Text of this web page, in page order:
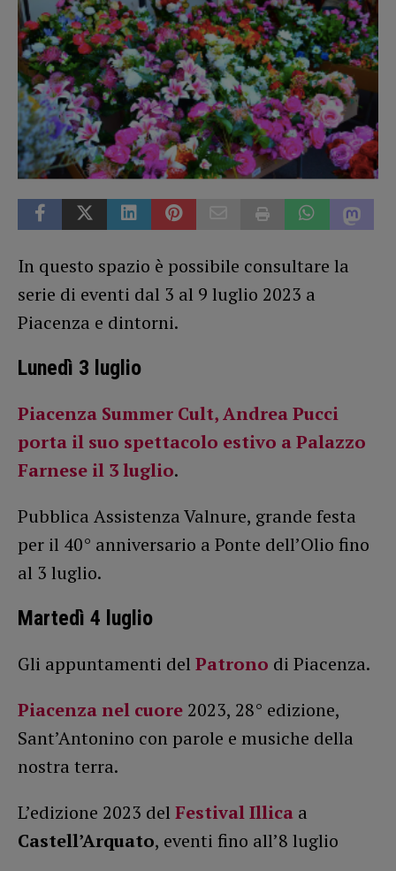
In questo spazio è possibile consultare la
serie di eventi dal 3 al 9 luglio 2023 a
Piacenza e dintorni.
Lunedì 3 luglio
Piacenza Summer Cult, Andrea Pucci
porta il suo spettacolo estivo a Palazzo
Farnese il 3 luglio.
Pubblica Assistenza Valnure, grande festa
per il 40° anniversario a Ponte dell’Olio fino
al 3 luglio.
Martedì 4 luglio
Gli appuntamenti del Patrono di Piacenza.
Piacenza nel cuore 2023, 28° edizione,
Sant’Antonino con parole e musiche della
nostra terra.
L’edizione 2023 del Festival Illica a
Castell’Arquato, eventi fino all’8 luglio